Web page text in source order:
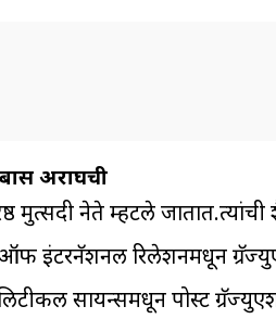
अराघची
मुत्सदी नेते म्हटले
ऑफ इंटरनॅशनल रिलेशनमधून
सायन्समधून पोस्ट